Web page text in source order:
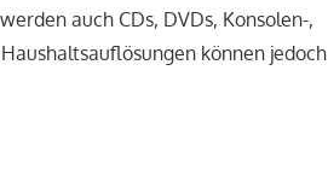
auch CDs, DVDs, Konsolen-,
können jedoch